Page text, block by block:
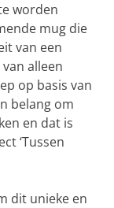
worden
mug die
van een
alleen
op basis van
belang om
en dat is
‘Tussen
dit unieke en